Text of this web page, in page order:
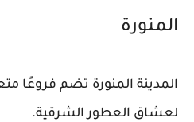
المنورة
المدينة المنورة تضم فروعًا
لعشاق العطور الشرقية.